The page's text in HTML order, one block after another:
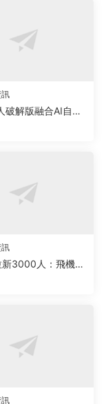
破解版融合AI自主
社群運營新效率
3000人：飛機群
議工具無限制版實